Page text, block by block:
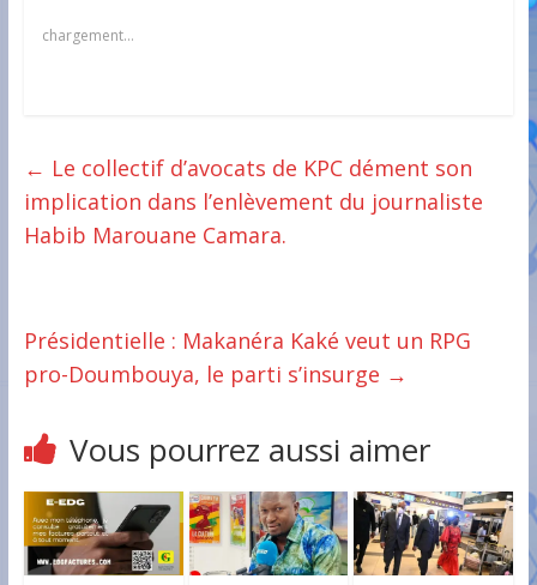
chargement…
← Le collectif d’avocats de KPC dément son
implication dans l’enlèvement du journaliste
Habib Marouane Camara.
Présidentielle : Makanéra Kaké veut un RPG
pro-Doumbouya, le parti s’insurge →
Vous pourrez aussi aimer